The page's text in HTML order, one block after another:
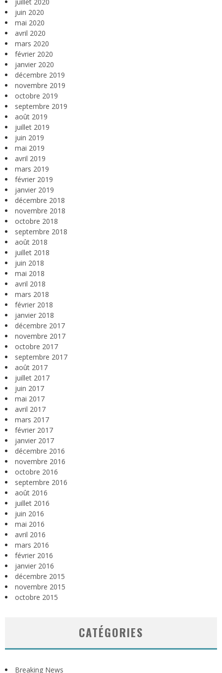
juin 2020
mai 2020
avril 2020
mars 2020
février 2020
janvier 2020
décembre 2019
novembre 2019
octobre 2019
septembre 2019
août 2019
juillet 2019
juin 2019
mai 2019
avril 2019
mars 2019
février 2019
janvier 2019
décembre 2018
novembre 2018
octobre 2018
septembre 2018
août 2018
juillet 2018
juin 2018
mai 2018
avril 2018
mars 2018
février 2018
janvier 2018
décembre 2017
novembre 2017
octobre 2017
septembre 2017
août 2017
juillet 2017
juin 2017
mai 2017
avril 2017
mars 2017
février 2017
janvier 2017
décembre 2016
novembre 2016
octobre 2016
septembre 2016
août 2016
juillet 2016
juin 2016
mai 2016
avril 2016
mars 2016
février 2016
janvier 2016
décembre 2015
novembre 2015
octobre 2015
CATÉGORIES
Breaking News